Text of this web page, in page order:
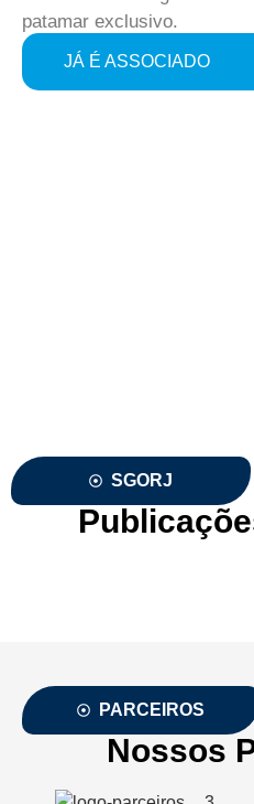
patamar exclusivo.
JÁ É ASSOCIADO
SGORJ
PARCEIROS
Nossos